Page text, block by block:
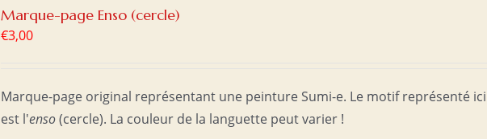
Marque-page Enso (cercle)
€3,00
Marque-page original représentant une peinture Sumi-e. Le motif représenté ici
est l'enso(cercle). La couleur de la languette peut varier !